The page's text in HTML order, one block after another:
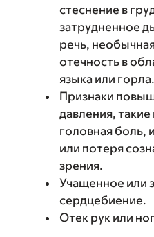
стеснение в
затрудненное
речь,
отечность в
языка или горла.
Признаки
давления, такие
головная боль,
или потеря
зрения.
Учащенное или
сердцебиение.
Отек рук или